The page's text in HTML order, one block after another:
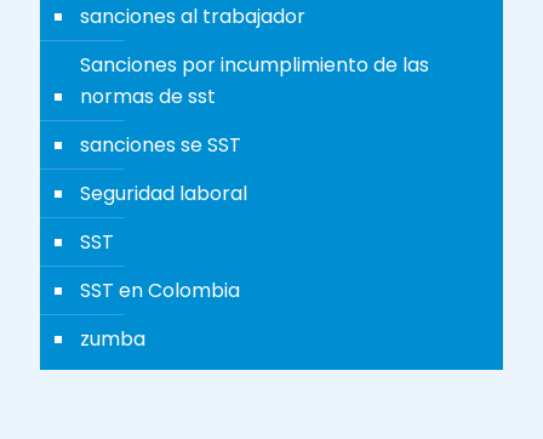
sanciones al trabajador
Sanciones por incumplimiento de las
normas de sst
sanciones se SST
Seguridad laboral
SST
SST en Colombia
zumba